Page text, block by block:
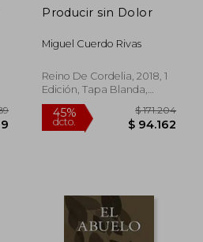
45%
dcto. $
Producir sin Dolor
Miguel Cuerdo Rivas
Reino De Cordelia, 2018, 1
Edición, Tapa Blanda,
Nuevo